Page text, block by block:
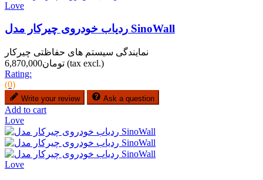
Love
ردیاب خودروی چیرکار مدل SinoWall
نمایندگی سیستم های حفاظتی چیرکار
تومان6,870,000 (tax excl.)
Rating:
(0)
Write your review Ask a question
Add to cart
Love
Love